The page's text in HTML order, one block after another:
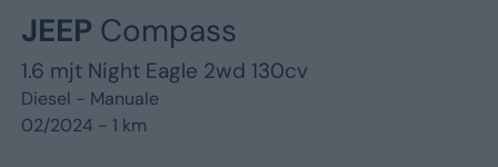
Marchi
JEEP Compass
1.6 mjt Night Eagle 2wd 130cv
Diesel - Manuale
02/2024 - 1 km